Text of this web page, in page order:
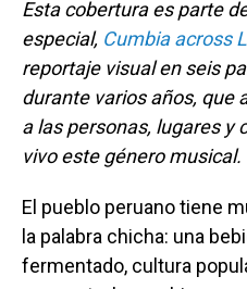
Esta cobertura es parte
especial, Cumbia across
reportaje visual en seis
durante varios años, que
a las personas, lugares y
vivo este género musical.
El pueblo peruano tiene
la palabra chicha: una
fermentado, cultura